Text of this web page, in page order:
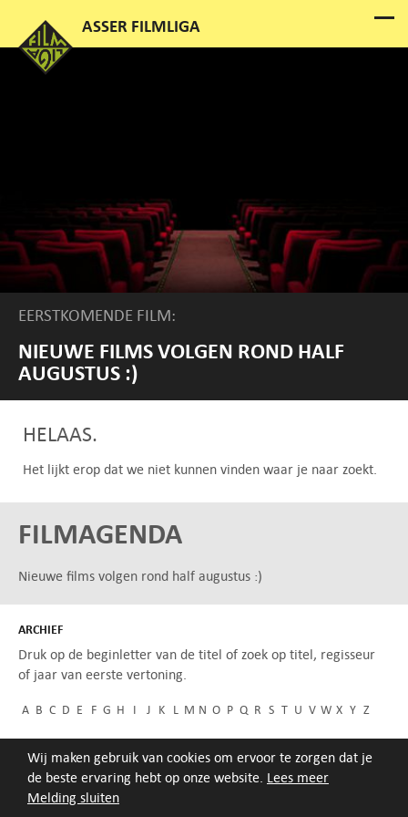
Melding sluiten
Wij maken gebruik van cookies om ervoor te zorgen dat je
de beste ervaring hebt op onze website. Lees meer
EERSTKOMENDE FILM:
NIEUWE FILMS VOLGEN ROND HALF
AUGUSTUS :)
HELAAS.
Het lijkt erop dat we niet kunnen vinden waar je naar zoekt.
FILMAGENDA
Nieuwe films volgen rond half augustus :)
ARCHIEF
Druk op de beginletter van de titel of zoek op titel, regisseur
of jaar van eerste vertoning.
A B C D E F G H I J K L M N O P Q R S T U V W X Y Z